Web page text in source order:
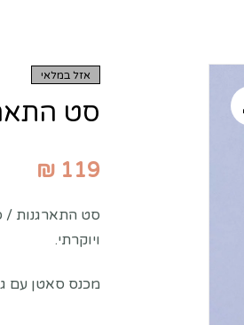
אזל במלאי
סט
₪119
סט התארגנות /
ויוקרתי.
מכנס סאטן עם